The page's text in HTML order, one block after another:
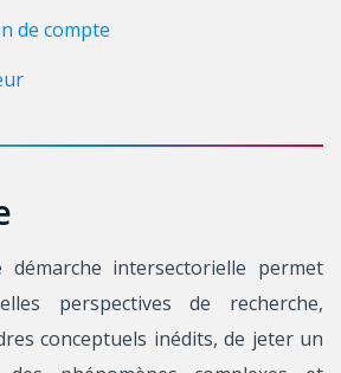
de compte
démarche intersectorielle permet
perspectives de recherche,
conceptuels inédits, de jeter un